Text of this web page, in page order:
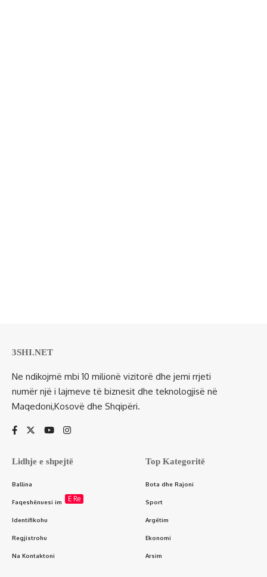
3SHI.NET
Ne ndikojmë mbi 10 milionë vizitorë dhe jemi rrjeti
numër një i lajmeve të biznesit dhe teknologjisë në
Maqedoni,Kosovë dhe Shqipëri.
Lidhje e shpejtë
Ballina
Faqeshënuesi im E Re
Identifikohu
Regjistrohu
Na Kontaktoni
Top Kategoritë
Bota dhe Rajoni
Sport
Argëtim
Ekonomi
Arsim